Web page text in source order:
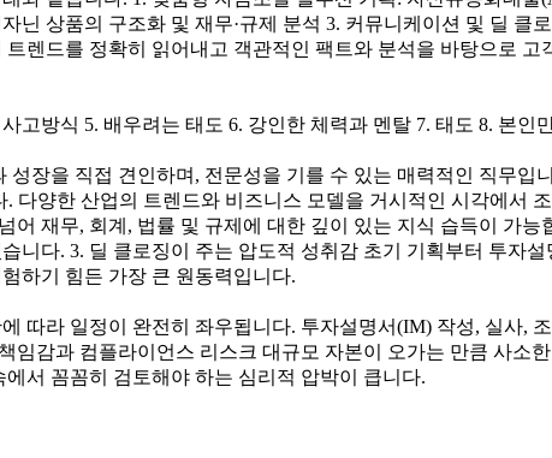
닌 상품의 구조화 및 재무·규제 분석 3. 커뮤니케이션 및 딜
렌드를 정확히 읽어내고 객관적인 팩트와 분석을 바탕으로
고방식 5. 배우려는 태도 6. 강인한 체력과 멘탈 7. 태도 8. 본인
장을 직접 견인하며, 전문성을 기를 수 있는 매력적인 직무입
다양한 산업의 트렌드와 비즈니스 모델을 거시적인 시각에서
어 재무, 회계, 법률 및 규제에 대한 깊이 있는 지식 습득이 가
니다. 3. 딜 클로징이 주는 압도적 성취감 초기 기획부터 투자
하기 힘든 가장 큰 원동력입니다.
따라 일정이 완전히 좌우됩니다. 투자설명서(IM) 작성, 실사,
임감과 컴플라이언스 리스크 대규모 자본이 오가는 만큼 사소
서 꼼꼼히 검토해야 하는 심리적 압박이 큽니다.